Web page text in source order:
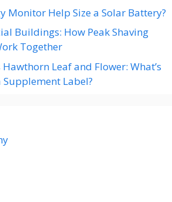
Monitor Help Size a Solar Battery?
Buildings: How Peak Shaving
Together
Leaf and Flower: What’s
Label?